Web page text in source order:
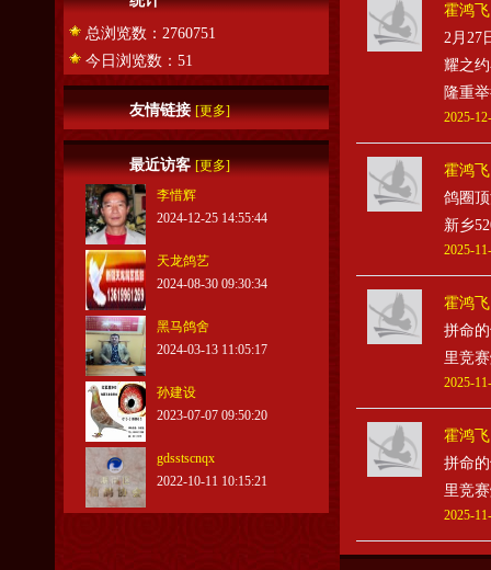
总浏览数：2760751
今日浏览数：51
友情链接[更多]
最近访客[更多]
李惜辉
2024-12-25 14:55:44
天龙鸽艺
2024-08-30 09:30:34
黑马鸽舍
2024-03-13 11:05:17
孙建设
2023-07-07 09:50:20
gdsstscnqx
2022-10-11 10:15:21
霍鸿飞
2月27
耀之
隆重
2025-
霍鸿飞
鸽圈
新乡
2025-
霍鸿飞
拼命
里竞
2025-
霍鸿飞
拼命
里竞
2025-